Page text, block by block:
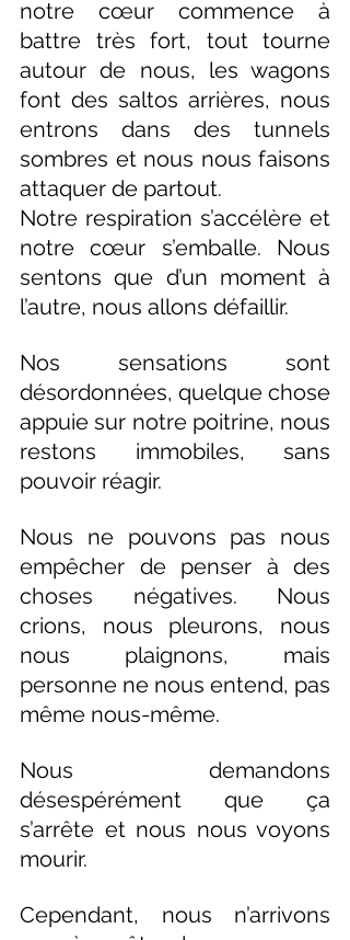
notre cœur commence à
battre très fort, tout tourne
autour de nous, les wagons
font des saltos arrières, nous
entrons dans des tunnels
sombres et nous nous faisons
attaquer de partout.
Notre respiration s’accélère et
notre cœur s’emballe. Nous
sentons que d’un moment à
l’autre, nous allons défaillir.
Nos sensations sont
désordonnées, quelque chose
appuie sur notre poitrine, nous
restons immobiles, sans
pouvoir réagir.
Nous ne pouvons pas nous
empêcher de penser à des
choses négatives. Nous
crions, nous pleurons, nous
nous plaignons, mais
personne ne nous entend, pas
même nous-même.
Nous demandons
désespérément que ça
s’arrête et nous nous voyons
mourir.
Cependant, nous n’arrivons